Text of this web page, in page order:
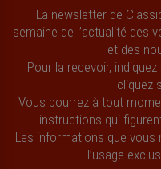
La newsletter de
semaine de l’actualité des
et des
Pour la recevoir,
cliquez
Vous pourrez à tout
instructions qui
Les informations que
l’usage